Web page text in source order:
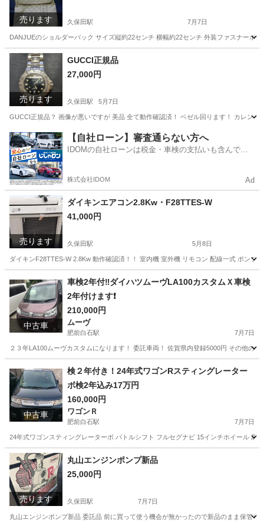
売ります 久保田駅 7月7日
DANJUEのショルダーバック サイズ縦約22センチ 横幅約22センチ 外装ファスナーポ
佐賀 杵島郡 久保田駅 バッグ
売ります
GUCCI正規品
27,000円
久保田駅 5月7日
GUCCI正規品？ 画像が悪いですが 美品 全て動作確認済！ ベゼル回ります！ カレン
佐賀 杵島郡 久保田駅 アクセサリー GUCCI
【自社ローン】審査通らない方へ
IDOMの自社ローンは税金・車検の支払いも含んでい
株式会社IDOM Ad
売ります
ダイキンエアコン2.8Kw・F28TTES-W
41,000円
久保田駅 5月8日
ダイキンF28TTES-W 2.8Kw 動作確認済！！ 室内機 室外機 リモコン 配線一式 ポン
久保田駅 季節、空調家電 ダイキン
中古車
車検2年付‼️ダイハツムーヴLA100カスタムＸ車検
2年付けます❗
210,000円
ムーヴ
肥前白石駅 7月7日
２３年LA100ムーヴカスタムになります！ 委託車両！ 佐賀県内登録5000円 その他の
肥前白石駅 ムーヴ ダイハツムーヴ
中古車
検２年付き！24年式ワゴンRスティングレーター
ボ検2年込み17万円
160,000円
ワゴンＲ
肥前白石駅 7月7日
24年式ワゴンスティングレーターボ パトルシフト フルセグナビ 15インチホイール
佐賀 杵島郡 肥前白石駅 ワゴンＲ
売ります
丸山エンジンポンプ新品
25,000円
久保田駅 7月7日
丸山エンジンポンプ新品 委託品 前に買って使う機会が無かったので新品のまま保管し